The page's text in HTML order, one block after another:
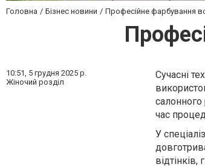
Головна Бізнес новини Професійне фарбування
10:51, 5 грудня 2025 р.
Жіночий розділ
Сучасні
салонного
час
У